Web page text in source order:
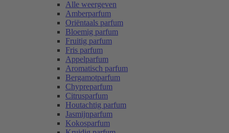
Alle weergeven
Amberparfum
Oriëntaals parfum
Bloemig parfum
Fruitig parfum
Fris parfum
Appelparfum
Aromatisch parfum
Bergamotparfum
Chypreparfum
Citrusparfum
Houtachtig parfum
Jasmijnparfum
Kokosparfum